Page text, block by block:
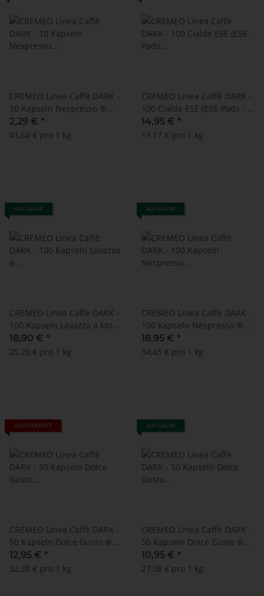
CREMEO Linea Caffè DARK -
10 Kapseln Nespresso ®
kompatibel - MHD:
04.07.2024
2,29 € *
41,64 € pro 1 kg
CREMEO Linea Caffè DARK -
100 Cialde ESE (ESE-Pads - Ø
44 mm)
14,95 € *
19,17 € pro 1 kg
AUF LAGER
CREMEO Linea Caffè DARK -
100 Kapseln Lavazza a Modo
Mio ® kompatibel
18,90 € *
25,20 € pro 1 kg
AUF LAGER
CREMEO Linea Caffè DARK -
100 Kapseln Nespresso ®
kompatibel - MHD:
04.07.2024 !!!
18,95 € *
34,45 € pro 1 kg
AUSVERKAUFT
CREMEO Linea Caffè DARK -
50 Kapseln Dolce Gusto ®
kompatibel
12,95 € *
32,38 € pro 1 kg
AUF LAGER
CREMEO Linea Caffè DARK -
50 Kapseln Dolce Gusto ®
kompatibel - MHD:
17.06.2024
10,95 € *
27,38 € pro 1 kg